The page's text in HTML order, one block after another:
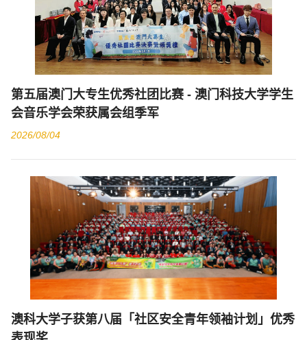
第五届澳门大专生优秀社团比赛 - 澳门科技大学学生
会音乐学会荣获属会组季军
2026/08/04
澳科大学子获第八届「社区安全青年领袖计划」优秀